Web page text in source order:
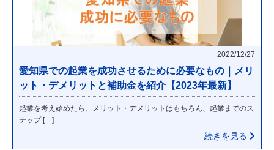
2022/12/27
愛知県での起業を成功させるために必要なもの｜メリ
ット・デメリットと補助金を紹介【2023年最新】
起業を考え始めたら、メリット・デメリットはもちろん、起業までのス
テップ […]
続きを見る